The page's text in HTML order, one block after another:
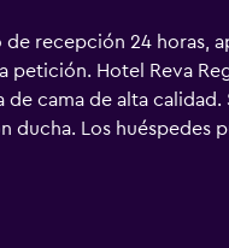
recepción 24 horas,
petición. Hotel Reva
de cama de alta
ducha. Los
cambio de toallas